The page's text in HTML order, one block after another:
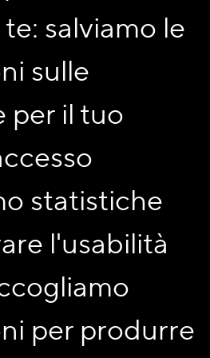
tutte le
alla
Non sono un socio
dei miei dati personali per i
privacy
salviamo le
sulle
per il tuo
statistiche
l'usabilità
per produrre